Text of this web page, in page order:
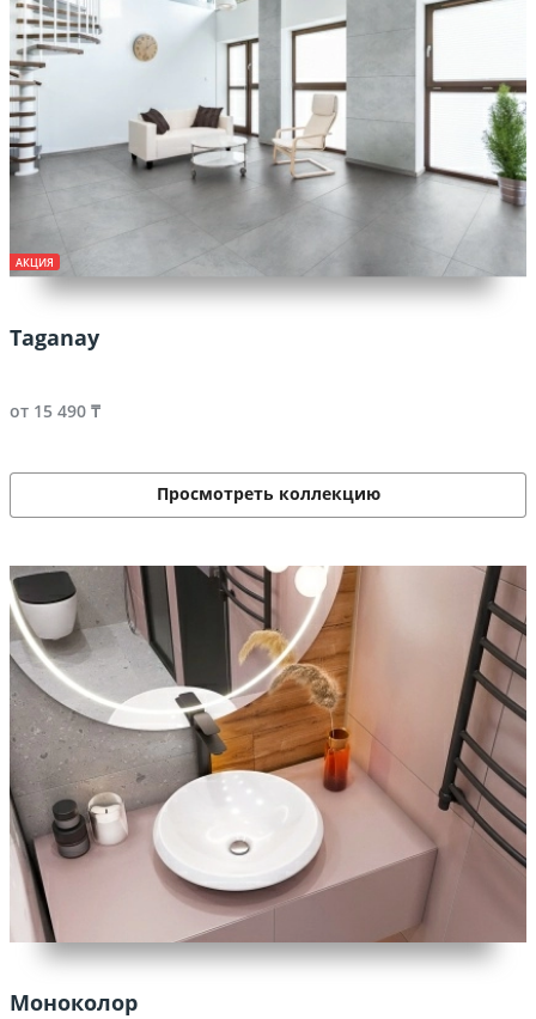
АКЦИЯ
Taganay
от 15 490 ₸
Просмотреть коллекцию
Моноколор